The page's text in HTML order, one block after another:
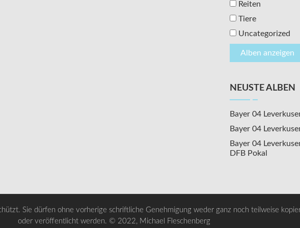
Reiten
Tiere
Uncategorized
NEUSTE ALBEN
Bayer 04
Bayer 04
Bayer 04
DFB Pokal
Sie dürfen ohne vorherige schriftliche Genehmigung weder ganz noch teilweise
oder veröffentlicht werden. © 2022, Michael Fleschenberg